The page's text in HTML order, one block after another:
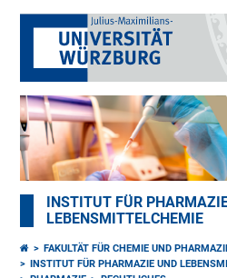
INSTITUT FÜR
LEBENSMITTELCHEMIE
FAKULTÄT FÜR CHEMIE UND
INSTITUT FÜR PHARMAZIE UND